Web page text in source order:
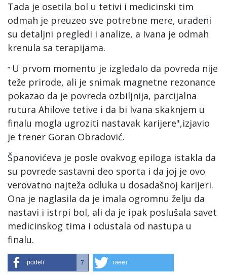
Tada je osetila bol u tetivi i medicinski tim
odmah je preuzeo sve potrebne mere, urađeni
su detaljni pregledi i analize, a Ivana je odmah
krenula sa terapijama.
“ U prvom momentu je izgledalo da povreda nije
teže prirode, ali je snimak magnetne rezonance
pokazao da je povreda ozbiljnija, parcijalna
rutura Ahilove tetive i da bi Ivana skaknjem u
finalu mogla ugroziti nastavak karijere",izjavio
je trener Goran Obradović.
Španovićeva je posle ovakvog epiloga istakla da
su povrede sastavni deo sporta i da joj je ovo
verovatno najteža odluka u dosadašnoj karijeri.
Ona je naglasila da je imala ogromnu želju da
nastavi i istrpi bol, ali da je ipak poslušala savet
medicinskog tima i odustala od nastupa u
finalu.
podeli 7 твеет